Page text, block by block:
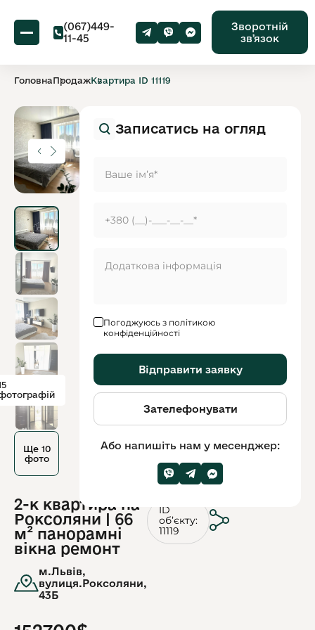
(067)449-
11-45
Зворотній
звʼязок
ГоловнаПродажКвартира ID 11119
Ще 10
фото
2-к квартира на
Роксоляни | 66
м² панорамні
вікна ремонт
м.Львів,
вулиця.Роксоляни,
43Б
ID
обʼєкту:
11119
Записатись на огляд
Погоджуюсь з політикою
конфіденційності
Відправити заявку
Зателефонувати
Або напишіть нам у месенджер: